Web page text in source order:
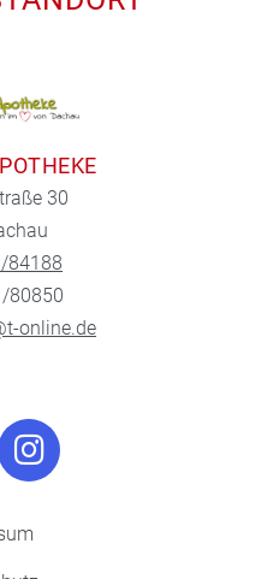
30
84188
80850
online.de